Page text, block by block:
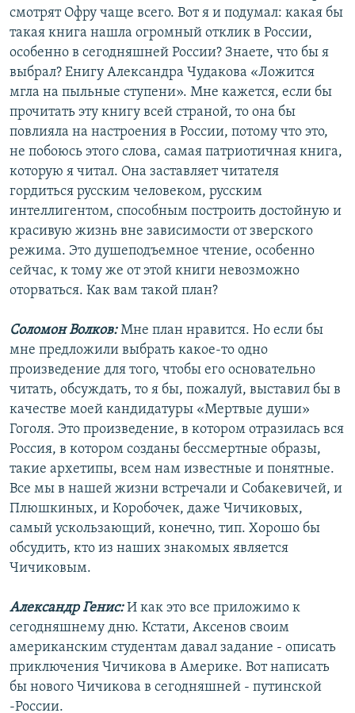
смотрят Офру чаще всего. Вот я и подумал: какая бы
такая книга нашла огромный отклик в России,
особенно в сегодняшней России? Знаете, что бы я
выбрал? Енигу Александра Чудакова «Ложится
мгла на пыльные ступени». Мне кажется, если бы
прочитать эту книгу всей страной, то она бы
повлияла на настроения в России, потому что это,
не побоюсь этого слова, самая патриотичная книга,
которую я читал. Она заставляет читателя
гордиться русским человеком, русским
интеллигентом, способным построить достойную и
красивую жизнь вне зависимости от зверского
режима. Это душеподъемное чтение, особенно
сейчас, к тому же от этой книги невозможно
оторваться. Как вам такой план?
Соломон Волков:Мне план нравится. Но если бы
мне предложили выбрать какое-то одно
произведение для того, чтобы его основательно
читать, обсуждать, то я бы, пожалуй, выставил бы в
качестве моей кандидатуры «Мертвые души»
Гоголя. Это произведение, в котором отразилась вся
Россия, в котором созданы бессмертные образы,
такие архетипы, всем нам известные и понятные.
Все мы в нашей жизни встречали и Собакевичей, и
Плюшкиных, и Коробочек, даже Чичиковых,
самый ускользающий, конечно, тип. Хорошо бы
обсудить, кто из наших знакомых является
Чичиковым.
Александр Генис:И как это все приложимо к
сегодняшнему дню. Кстати, Аксенов своим
американским студентам давал задание - описать
приключения Чичикова в Америке. Вот написать
бы нового Чичикова в сегодняшней - путинской
-России.